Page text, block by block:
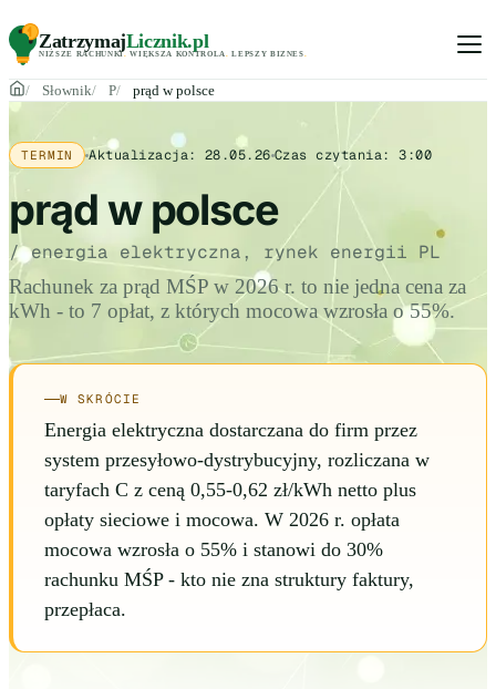
ZatrzymajLicznik.pl
NIŻSZE RACHUNKI. WIĘKSZA KONTROLA LEPSZY BIZNES
Słownik P prąd w polsce
TERMIN Aktualizacja:28.05.26 Czas czytania:3:00
prąd w polsce
/ energia elektryczna, rynek energii PL
Rachunek za prąd MŚP w 2026 r. to nie jedna cena za
kWh - to 7 opłat, z których mocowa wzrosła o 55%.
W SKRÓCIE
Energia elektryczna dostarczana do firm przez
system przesyłowo-dystrybucyjny, rozliczana w
taryfach C z ceną 0,55-0,62 zł/kWh netto plus
opłaty sieciowe i mocowa. W 2026 r. opłata
mocowa wzrosła o 55% i stanowi do 30%
rachunku MŚP - kto nie zna struktury faktury,
przepłaca.